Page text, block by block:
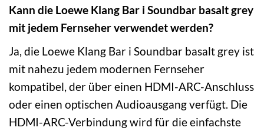
Kann die Loewe Klang Bar i Soundbar basalt grey
mit jedem Fernseher verwendet werden?
Ja, die Loewe Klang Bar i Soundbar basalt grey ist
mit nahezu jedem modernen Fernseher
kompatibel, der über einen HDMI-ARC-Anschluss
oder einen optischen Audioausgang verfügt. Die
HDMI-ARC-Verbindung wird für die einfachste